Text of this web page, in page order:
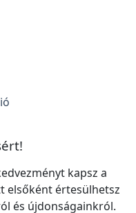
kapsz a
elsőként értesülhetsz
és újdonságainkról.